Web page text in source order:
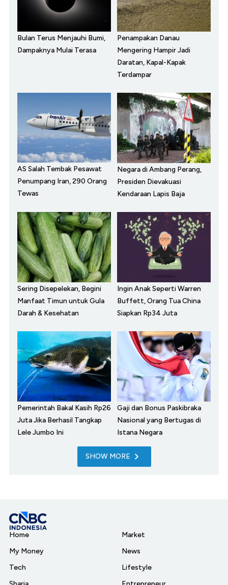
Bulan Terus Menjauhi Bumi,
Dampaknya Mulai Terasa
Penampakan Danau
Mengering Hampir Jadi
Daratan, Kapal-Kapak
Terdampar
AS Salah Tembak Pesawat
Penumpang Iran, 290 Orang
Tewas
Negara di Ambang Perang,
Presiden Dievakuasi
Kendaraan Lapis Baja
Sering Disepelekan, Begini
Manfaat Timun untuk Gula
Darah & Kesehatan
Ingin Anak Seperti Warren
Buffett, Orang Tua China
Siapkan Rp34 Juta
Pemerintah Bakal Kasih Rp26
Juta Jika Berhasil Tangkap
Lele Jumbo Ini
Gaji dan Bonus Paskibraka
Nasional yang Bertugas di
Istana Negara
SHOW MORE
Home
My Money
Tech
Market
News
Lifestyle